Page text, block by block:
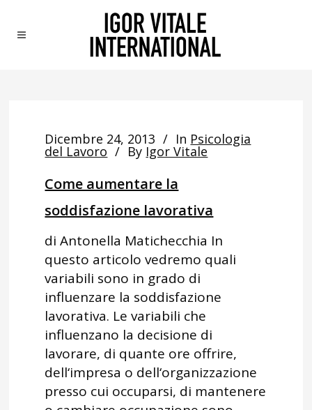
Dicembre 24, 2013 In Psicologia
del Lavoro By Igor Vitale
Come aumentare la
soddisfazione lavorativa
di Antonella Matichecchia In
questo articolo vedremo quali
variabili sono in grado di
influenzare la soddisfazione
lavorativa. Le variabili che
influenzano la decisione di
lavorare, di quante ore offrire,
dell‘impresa o dell‘organizzazione
presso cui occuparsi, di mantenere